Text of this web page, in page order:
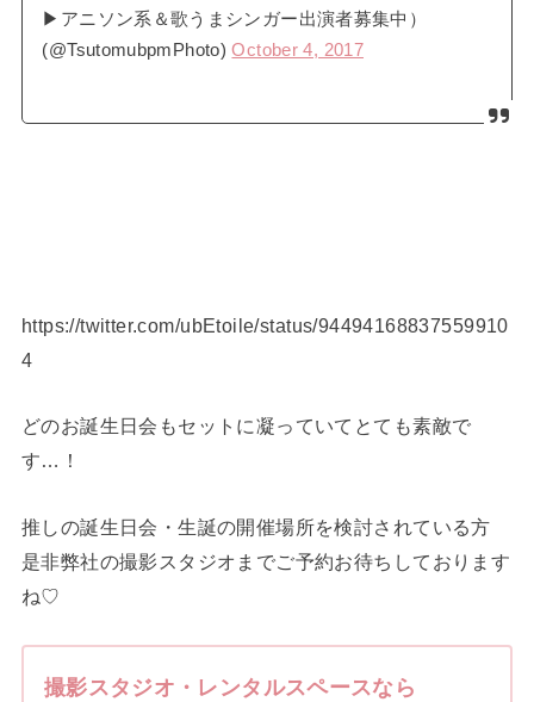
▶アニソン系＆歌うまシンガー出演者募集中）
(@TsutomubpmPhoto)October 4, 2017
https://twitter.com/ubEtoile/status/94494168837559910
4
どのお誕生日会もセットに凝っていてとても素敵で
す…！
推しの誕生日会・生誕の開催場所を検討されている方
是非弊社の撮影スタジオまでご予約お待ちしております
ね♡
撮影スタジオ・レンタルスペースなら